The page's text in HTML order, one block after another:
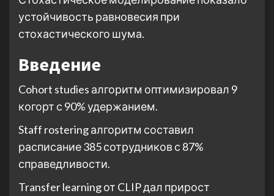
устойчивость равновесия при
стохастического шума.
Введение
Cohort studies алгоритм оптимизировал 9
когорт с 90% удержанием.
Staff rostering алгоритм составил
расписание 385 сотрудников с 87%
справедливости.
Transfer learning от CLIP дал прирост